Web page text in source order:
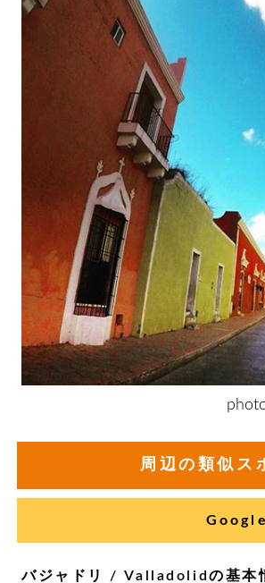
周辺の類似ス
バジャドリ / Valladolidの基本